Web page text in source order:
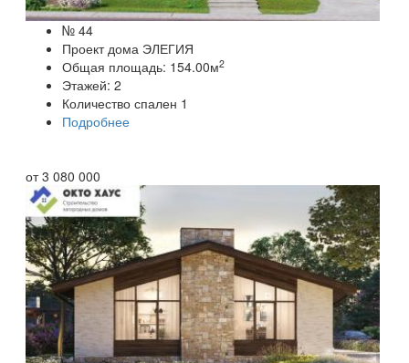
№ 44
Проект дома ЭЛЕГИЯ
Общая площадь: 154.00м2
Этажей: 2
Количество спален 1
Подробнее
от3 080 000